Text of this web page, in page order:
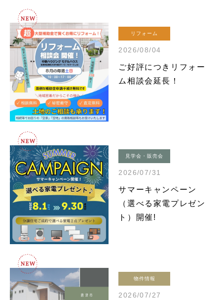
リフォーム
2026/08/04
ご好評につきリフォー
ム相談会延長！
見学会・販売会
2026/07/31
サマーキャンペーン
（選べる家電プレゼン
ト）開催!
物件情報
2026/07/27